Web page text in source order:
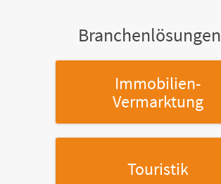
Branchenlösungen
Immobilien-
Vermarktung
Touristik